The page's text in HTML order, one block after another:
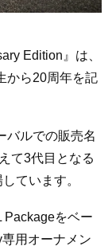
Edition』は、
から20周年を記
バルでの販売名
て3代目となる
ています。
Packageをベー
用オーナメン